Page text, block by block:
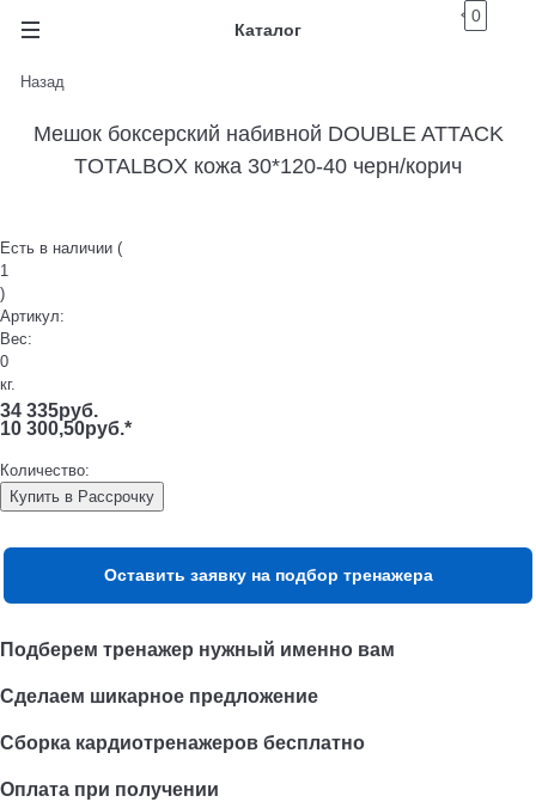
Каталог
0
Назад
Мешок боксерский набивной DOUBLE ATTACK
TOTALBOX кожа 30*120-40 черн/корич
Есть в наличии (
1
)
Артикул:
Вес:
0
кг.
34 335руб.
10 300,50руб.*
Количество:
Купить в Рассрочку
Оставить заявку на подбор тренажера
Подберем тренажер нужный именно вам
Сделаем шикарное предложение
Сборка кардиотренажеров бесплатно
Оплата при получении